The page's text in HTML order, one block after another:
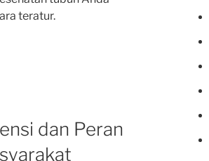
teratur.
dan Peran